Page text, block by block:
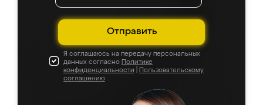
Отправить
Я соглашаюсь на передачу персональных
данных согласно Политике
конфиденциальности
Пользовательскому
соглашению